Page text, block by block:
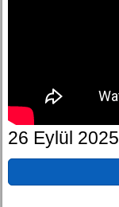
26 Eylül